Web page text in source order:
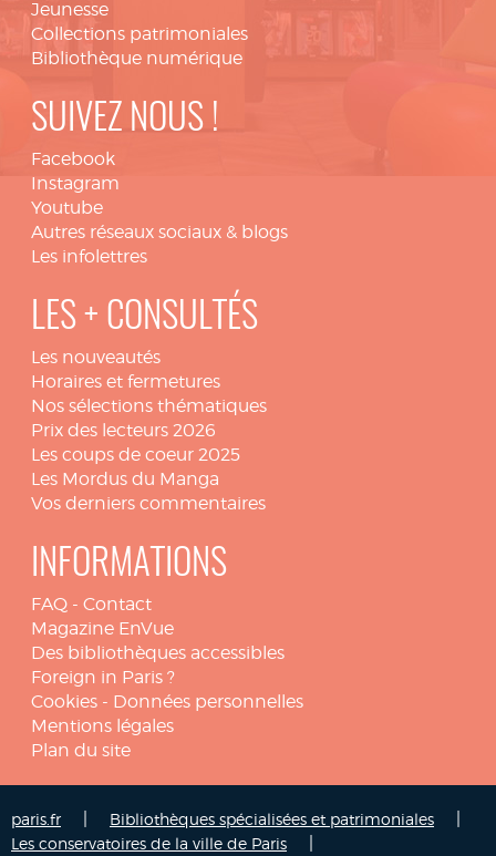
Jeunesse
Collections patrimoniales
Bibliothèque numérique
SUIVEZ NOUS !
Facebook
Instagram
Youtube
Autres réseaux sociaux & blogs
Les infolettres
LES + CONSULTÉS
Les nouveautés
Horaires et fermetures
Nos sélections thématiques
Prix des lecteurs 2026
Les coups de coeur 2025
Les Mordus du Manga
Vos derniers commentaires
INFORMATIONS
FAQ - Contact
Magazine EnVue
Des bibliothèques accessibles
Foreign in Paris ?
Cookies - Données personnelles
Mentions légales
Plan du site
paris.fr Bibliothèques spécialisées et patrimoniales
Les conservatoires de la ville de Paris